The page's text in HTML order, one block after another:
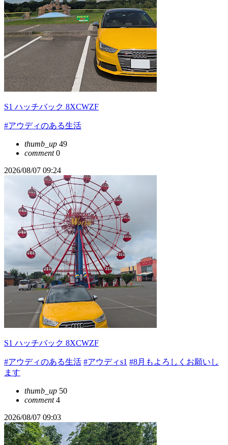
S1 ハッチバック 8XCWZF
#アウディのある生活
thumb_up 49
comment0
2026/08/07 09:24
S1 ハッチバック 8XCWZF
#アウディのある生活 #アウディs1 #8月もよろしくお願いし
ます
thumb_up 50
comment4
2026/08/07 09:03